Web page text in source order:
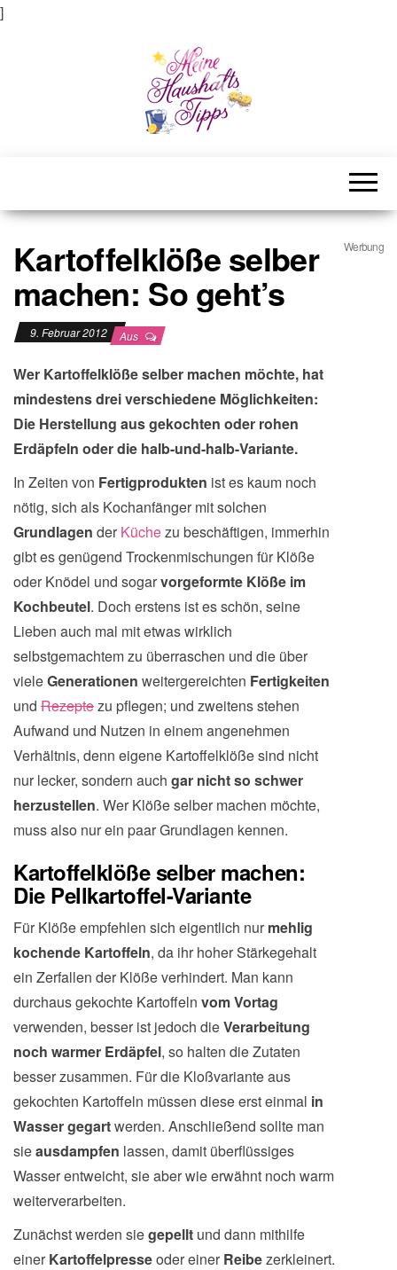
]
Kartoffelklöße selber
machen: So geht’s
Werbung
9. Februar 2012 Aus
Wer Kartoffelklöße selber machen möchte, hat
mindestens drei verschiedene Möglichkeiten:
Die Herstellung aus gekochten oder rohen
Erdäpfeln oder die halb-und-halb-Variante.
In Zeiten von Fertigprodukten ist es kaum noch
nötig, sich als Kochanfänger mit solchen
Grundlagen der Küchezu beschäftigen, immerhin
gibt es genügend Trockenmischungen für Klöße
oder Knödel und sogarvorgeformte Klöße im
Kochbeutel. Doch erstens ist es schön, seine
Lieben auch mal mit etwas wirklich
selbstgemachtem zu überraschen und die über
vieleGenerationen weitergereichten Fertigkeiten
und Rezeptezu pflegen; und zweitens stehen
Aufwand und Nutzen in einem angenehmen
Verhältnis, denn eigene Kartoffelklößesind nicht
nur lecker, sondern auch gar nicht so schwer
herzustellen. Wer Klöße selber machen möchte,
muss also nur ein paar Grundlagen kennen.
Kartoffelklöße selber machen:
Die Pellkartoffel-Variante
Für Klöße empfehlen sich eigentlich nur mehlig
kochende Kartoffeln, da ihr hoher Stärkegehalt
ein Zerfallen der Klöße verhindert. Man kann
durchaus gekochte Kartoffeln vom Vortag
verwenden, besser ist jedoch dieVerarbeitung
noch warmer Erdäpfel, so halten die Zutaten
besser zusammen. Für die Kloßvariante aus
gekochten Kartoffeln müssen diese erst einmal in
Wasser gegartwerden. Anschließend sollte man
sieausdampfen lassen, damit überflüssiges
Wasser entweicht, sie aber wie erwähnt noch warm
weiterverarbeiten.
Zunächst werden siegepellt und dann mithilfe
einer Kartoffelpresseoder einer Reibezerkleinert.